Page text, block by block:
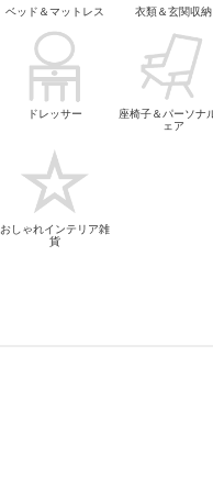
ベッド＆マットレス 衣類＆玄関収納
ドレッサー
座椅子＆パーソナ
ェア
おしゃれインテリア雑
貨